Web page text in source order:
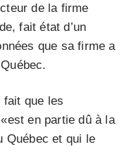
de la firme
fait état d’un
que sa firme a
fait que les
en partie dû à la
Québec et qui le